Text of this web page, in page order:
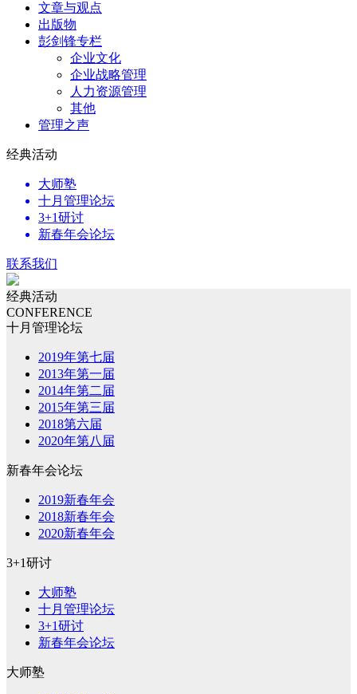
文章与观点
出版物
彭剑锋专栏
企业文化
企业战略管理
人力资源管理
其他
管理之声
经典活动
大师塾
十月管理论坛
3+1研讨
新春年会论坛
联系我们
经典活动
CONFERENCE
十月管理论坛
2019年第七届
2013年第一届
2014年第二届
2015年第三届
2018第六届
2020年第八届
新春年会论坛
2019新春年会
2018新春年会
2020新春年会
3+1研讨
大师塾
十月管理论坛
3+1研讨
新春年会论坛
大师塾